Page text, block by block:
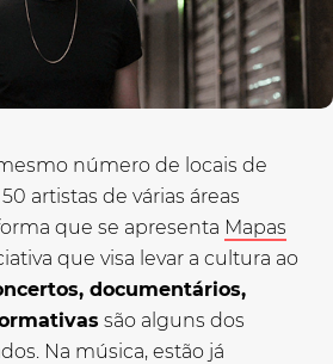
número de locais de
artistas de várias áreas
que se apresenta Mapas
que visa levar a cultura ao
documentários,
são alguns dos
Na música, estão já